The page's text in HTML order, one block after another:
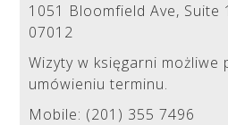
1051 Bloomfield Ave, Suite
07012
Wizyty w księgarni możliwe
umówieniu terminu.
Mobile: (201) 355 7496